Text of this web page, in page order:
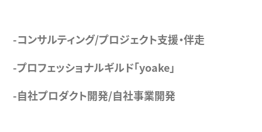
-コンサルティング/プロジェクト支援・伴走
-プロフェッショナルギルド「yoake」
-自社プロダクト開発/自社事業開発